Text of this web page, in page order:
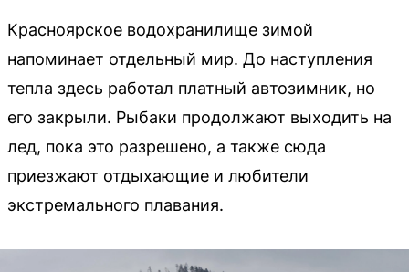
Красноярское водохранилище зимой
напоминает отдельный мир. До наступления
тепла здесь работал платный автозимник, но
его закрыли. Рыбаки продолжают выходить на
лед, пока это разрешено, а также сюда
приезжают отдыхающие и любители
экстремального плавания.